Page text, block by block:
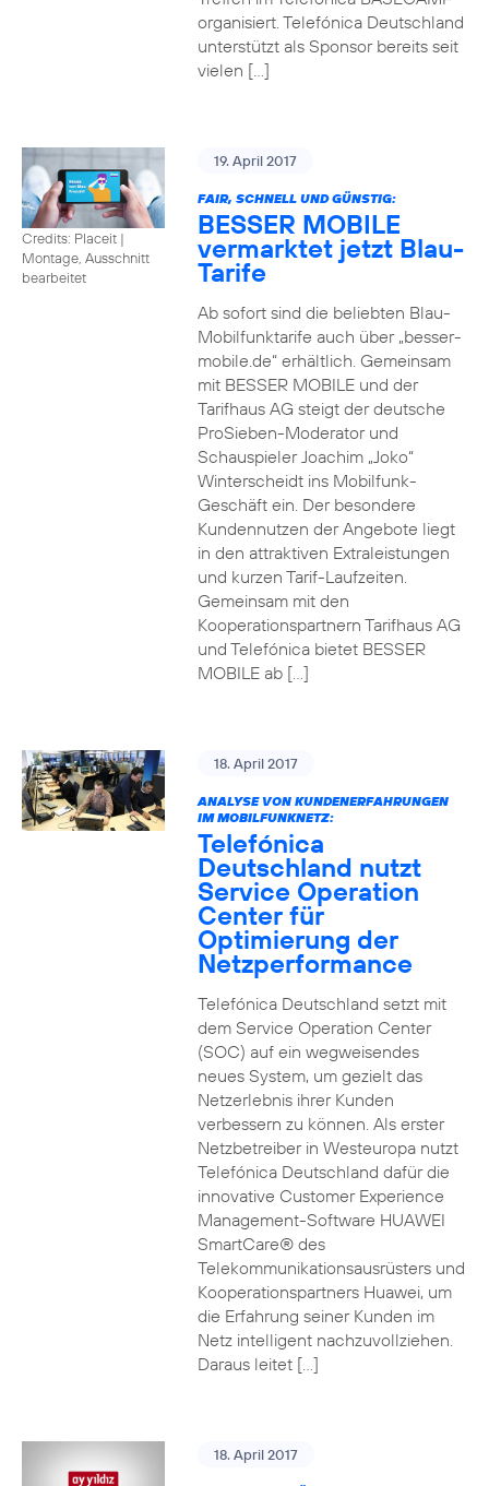
organisiert. Telefónica Deutschland
unterstützt als Sponsor bereits seit
vielen […]
Credits: Placeit |
Montage, Ausschnitt
bearbeitet
19. April 2017
FAIR, SCHNELL UND GÜNSTIG:
BESSER MOBILE
vermarktet jetzt Blau-
Tarife
Ab sofort sind die beliebten Blau-
Mobilfunktarife auch über „besser-
mobile.de“ erhältlich. Gemeinsam
mit BESSER MOBILE und der
Tarifhaus AG steigt der deutsche
ProSieben-Moderator und
Schauspieler Joachim „Joko“
Winterscheidt ins Mobilfunk-
Geschäft ein. Der besondere
Kundennutzen der Angebote liegt
in den attraktiven Extraleistungen
und kurzen Tarif-Laufzeiten.
Gemeinsam mit den
Kooperationspartnern Tarifhaus AG
und Telefónica bietet BESSER
MOBILE ab […]
18. April 2017
ANALYSE VON KUNDENERFAHRUNGEN
IM MOBILFUNKNETZ:
Telefónica
Deutschland nutzt
Service Operation
Center für
Optimierung der
Netzperformance
Telefónica Deutschland setzt mit
dem Service Operation Center
(SOC) auf ein wegweisendes
neues System, um gezielt das
Netzerlebnis ihrer Kunden
verbessern zu können. Als erster
Netzbetreiber in Westeuropa nutzt
Telefónica Deutschland dafür die
innovative Customer Experience
Management-Software HUAWEI
SmartCare® des
Telekommunikationsausrüsters und
Kooperationspartners Huawei, um
die Erfahrung seiner Kunden im
Netz intelligent nachzuvollziehen.
Daraus leitet […]
18. April 2017